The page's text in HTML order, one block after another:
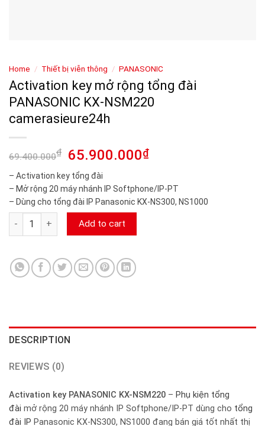
Home / Thiết bị viễn thông / PANASONIC
Activation key mở rộng tổng đài
PANASONIC KX-NSM220
camerasieure24h
69.400.000₫ 65.900.000₫
– Activation key tổng đài
– Mở rộng 20 máy nhánh IP Softphone/IP-PT
– Dùng cho tổng đài IP Panasonic KX-NS300, NS1000
Activation key mở rộng tổng đài PANASONIC KX-NSM220
Add to cart
DESCRIPTION
REVIEWS (0)
Activation key PANASONIC KX-NSM220 – Phụ kiện tổng
đài mở rộng 20 máy nhánh IP Softphone/IP-PT dùng cho tổng
đài IP Panasonic KX-NS300, NS1000 đang bán giá tốt nhất thị